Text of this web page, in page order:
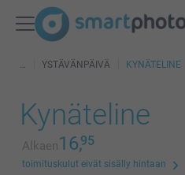
YSTÄVÄNPÄIVÄ KYNÄTELINE
Kynäteline
Alkaen16,95
toimituskulut eivät sisälly hintaan